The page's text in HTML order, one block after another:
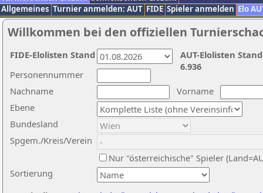
Allgemeines Turnier anmelden: AUT FIDE Spieler anmelden Elo
Willkommen bei den offiziellen
Nachname
Vorname
Ebene
Sortierung
Personennummer
Bundesland
Spgem./Kreis/Verein
Nur "österreichische" Spieler
AUT-Elolisten
6.936
FIDE-Elolisten Stand